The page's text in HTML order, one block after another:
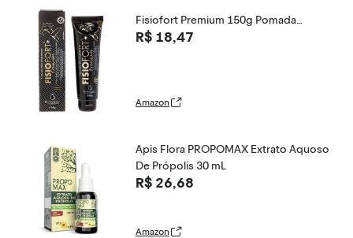
Fisiofort Premium 150g Pomada…
R$ 18,47
Amazon
Apis Flora PROPOMAX Extrato Aquoso
De Própolis 30 mL
R$ 26,68
Amazon